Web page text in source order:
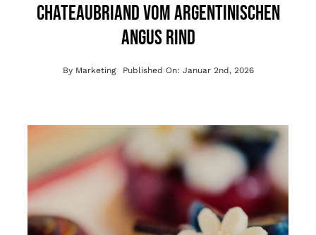
Chateaubriand vom argentinischen
Angus Rind
By Marketing Published On: Januar 2nd, 2026